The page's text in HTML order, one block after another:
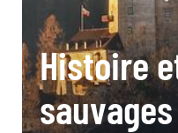
Histoire
sauvages